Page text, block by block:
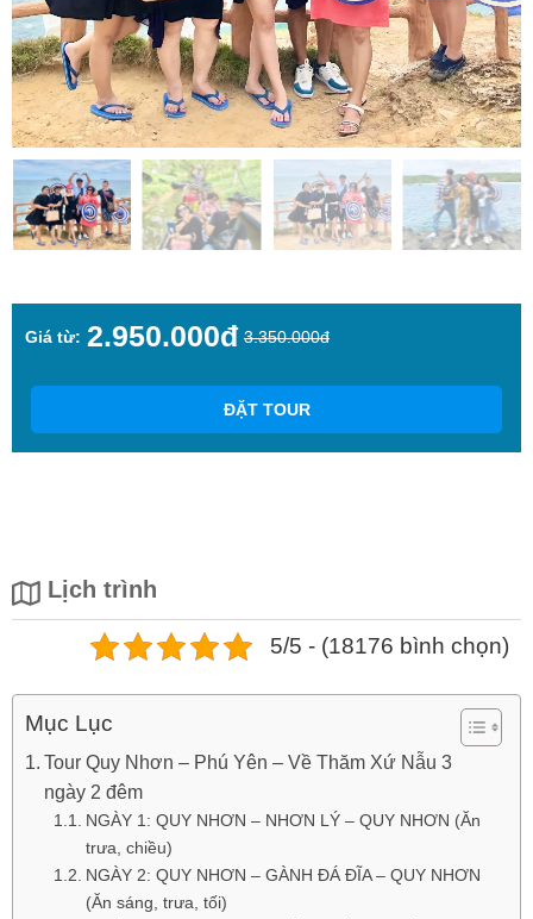
Giá từ: 2.950.000đ 3.350.000đ
ĐẶT TOUR
Lịch trình
5/5 - (18176 bình chọn)
Mục Lục
Tour Quy Nhơn – Phú Yên – Về Thăm Xứ Nẫu 3
ngày 2 đêm
NGÀY 1: QUY NHƠN – NHƠN LÝ – QUY NHƠN (Ăn
trưa, chiều)
NGÀY 2: QUY NHƠN – GÀNH ĐÁ ĐĨA – QUY NHƠN
(Ăn sáng, trưa, tối)